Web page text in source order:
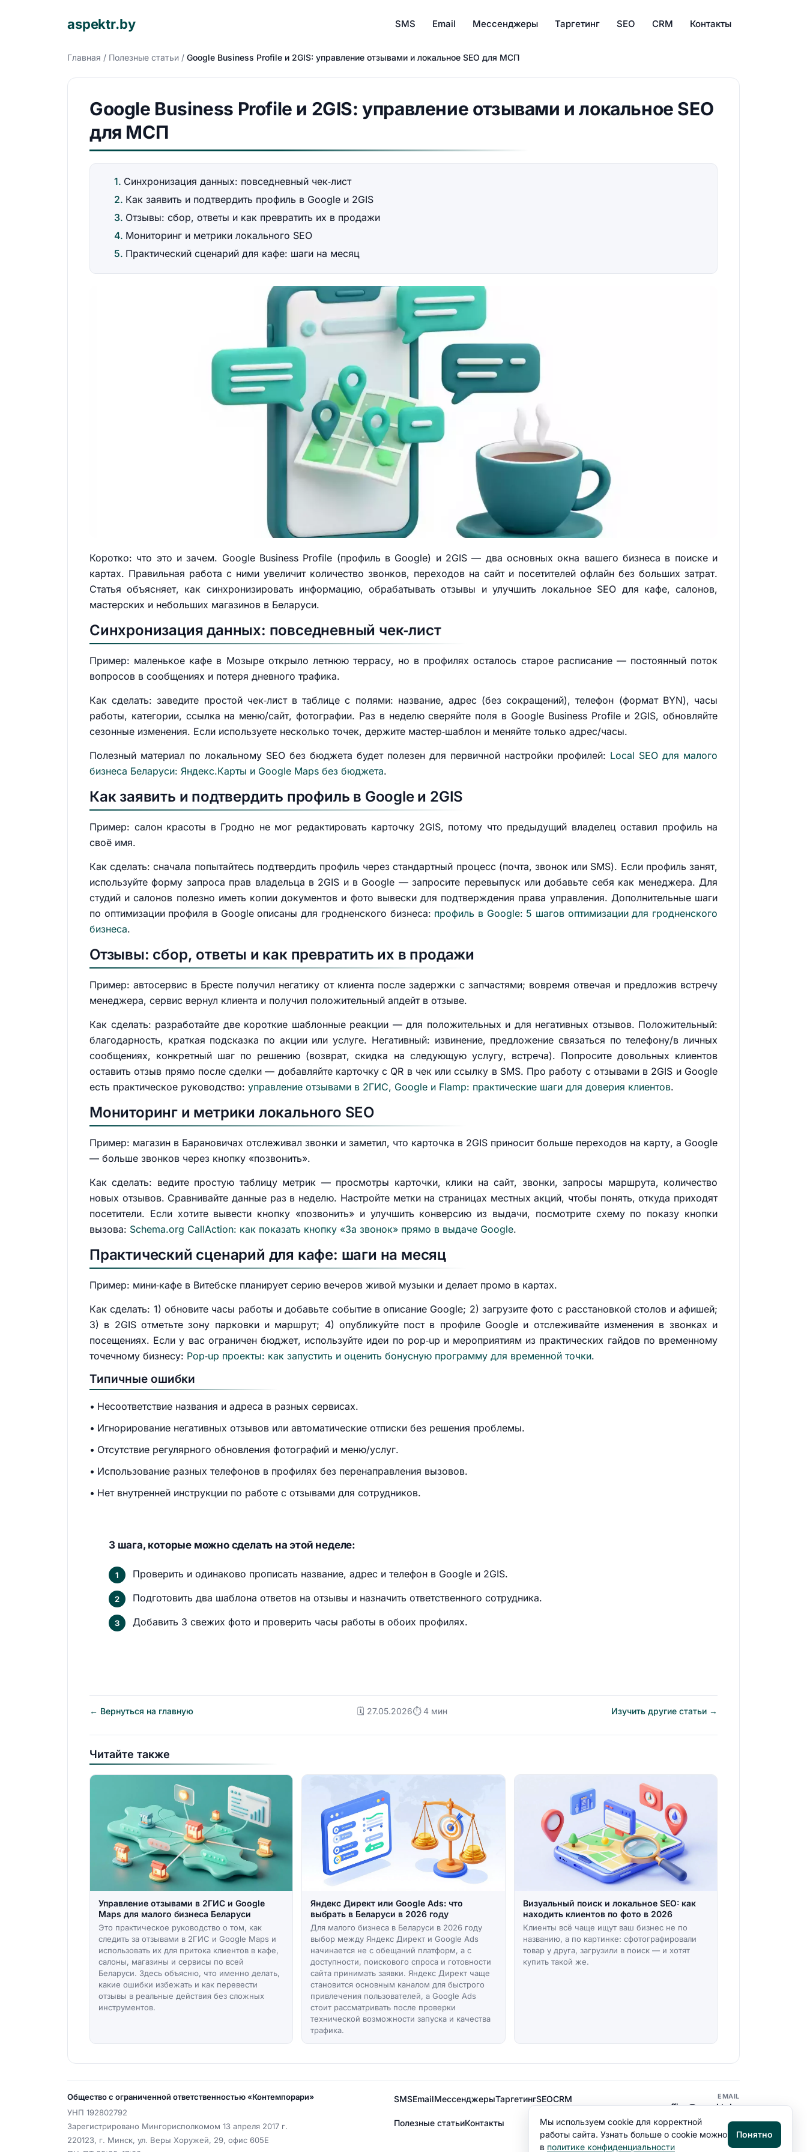
aspektr.by SMS Email Мессенджеры Таргетинг SEO CRM Контакты
Главная / Полезные статьи / Google Business Profile и 2GIS: управление отзывами и локальное SEO для МСП
Google Business Profile и 2GIS: управление отзывами и локальное SEO
для МСП
Синхронизация данных: повседневный чек‑лист
Как заявить и подтвердить профиль в Google и 2GIS
Отзывы: сбор, ответы и как превратить их в продажи
Мониторинг и метрики локального SEO
Практический сценарий для кафе: шаги на месяц
Коротко: что это и зачем. Google Business Profile (профиль в Google) и 2GIS — два основных окна вашего бизнеса в поиске и
картах. Правильная работа с ними увеличит количество звонков, переходов на сайт и посетителей офлайн без больших затрат.
Статья объясняет, как синхронизировать информацию, обрабатывать отзывы и улучшить локальное SEO для кафе, салонов,
мастерских и небольших магазинов в Беларуси.
Синхронизация данных: повседневный чек‑лист
Пример: маленькое кафе в Мозыре открыло летнюю террасу, но в профилях осталось старое расписание — постоянный поток
вопросов в сообщениях и потеря дневного трафика.
Как сделать: заведите простой чек‑лист в таблице с полями: название, адрес (без сокращений), телефон (формат BYN), часы
работы, категории, ссылка на меню/сайт, фотографии. Раз в неделю сверяйте поля в Google Business Profile и 2GIS, обновляйте
сезонные изменения. Если используете несколько точек, держите мастер‑шаблон и меняйте только адрес/часы.
Полезный материал по локальному SEO без бюджета будет полезен для первичной настройки профилей: Local SEO для малого
бизнеса Беларуси: Яндекс.Карты и Google Maps без бюджета.
Как заявить и подтвердить профиль в Google и 2GIS
Пример: салон красоты в Гродно не мог редактировать карточку 2GIS, потому что предыдущий владелец оставил профиль на
своё имя.
Как сделать: сначала попытайтесь подтвердить профиль через стандартный процесс (почта, звонок или SMS). Если профиль занят,
используйте форму запроса прав владельца в 2GIS и в Google — запросите перевыпуск или добавьте себя как менеджера. Для
студий и салонов полезно иметь копии документов и фото вывески для подтверждения права управления. Дополнительные шаги
по оптимизации профиля в Google описаны для гродненского бизнеса: профиль в Google: 5 шагов оптимизации для гродненского
бизнеса.
Отзывы: сбор, ответы и как превратить их в продажи
Пример: автосервис в Бресте получил негатику от клиента после задержки с запчастями; вовремя отвечая и предложив встречу
менеджера, сервис вернул клиента и получил положительный апдейт в отзыве.
Как сделать: разработайте две короткие шаблонные реакции — для положительных и для негативных отзывов. Положительный:
благодарность, краткая подсказка по акции или услуге. Негативный: извинение, предложение связаться по телефону/в личных
сообщениях, конкретный шаг по решению (возврат, скидка на следующую услугу, встреча). Попросите довольных клиентов
оставить отзыв прямо после сделки — добавляйте карточку с QR в чек или ссылку в SMS. Про работу с отзывами в 2GIS и Google
есть практическое руководство: управление отзывами в 2ГИС, Google и Flamp: практические шаги для доверия клиентов.
Мониторинг и метрики локального SEO
Пример: магазин в Барановичах отслеживал звонки и заметил, что карточка в 2GIS приносит больше переходов на карту, а Google
— больше звонков через кнопку «позвонить».
Как сделать: ведите простую таблицу метрик — просмотры карточки, клики на сайт, звонки, запросы маршрута, количество
новых отзывов. Сравнивайте данные раз в неделю. Настройте метки на страницах местных акций, чтобы понять, откуда приходят
посетители. Если хотите вывести кнопку «позвонить» и улучшить конверсию из выдачи, посмотрите схему по показу кнопки
вызова: Schema.org CallAction: как показать кнопку «За звонок» прямо в выдаче Google.
Практический сценарий для кафе: шаги на месяц
Пример: мини‑кафе в Витебске планирует серию вечеров живой музыки и делает промо в картах.
Как сделать: 1) обновите часы работы и добавьте событие в описание Google; 2) загрузите фото с расстановкой столов и афишей;
3) в 2GIS отметьте зону парковки и маршрут; 4) опубликуйте пост в профиле Google и отслеживайте изменения в звонках и
посещениях. Если у вас ограничен бюджет, используйте идеи по pop‑up и мероприятиям из практических гайдов по временному
точечному бизнесу: Pop‑up проекты: как запустить и оценить бонусную программу для временной точки.
Типичные ошибки
Несоответствие названия и адреса в разных сервисах.
Игнорирование негативных отзывов или автоматические отписки без решения проблемы.
Отсутствие регулярного обновления фотографий и меню/услуг.
Использование разных телефонов в профилях без перенаправления вызовов.
Нет внутренней инструкции по работе с отзывами для сотрудников.
3 шага, которые можно сделать на этой неделе:
Проверить и одинаково прописать название, адрес и телефон в Google и 2GIS.
Подготовить два шаблона ответов на отзывы и назначить ответственного сотрудника.
Добавить 3 свежих фото и проверить часы работы в обоих профилях.
← Вернуться на главную 🗓️ 27.05.2026⏱ 4 мин Изучить другие статьи →
Читайте также
Управление отзывами в 2ГИС и Google
Maps для малого бизнеса Беларуси
Это практическое руководство о том, как
следить за отзывами в 2ГИС и Google Maps и
использовать их для притока клиентов в кафе,
салоны, магазины и сервисы по всей
Беларуси. Здесь объясню, что именно делать,
какие ошибки избежать и как перевести
отзывы в реальные действия без сложных
инструментов.
Яндекс Директ или Google Ads: что
выбрать в Беларуси в 2026 году
Для малого бизнеса в Беларуси в 2026 году
выбор между Яндекс Директ и Google Ads
начинается не с обещаний платформ, а с
доступности, поискового спроса и готовности
сайта принимать заявки. Яндекс Директ чаще
становится основным каналом для быстрого
привлечения пользователей, а Google Ads
стоит рассматривать после проверки
технической возможности запуска и качества
трафика.
Визуальный поиск и локальное SEO: как
находить клиентов по фото в 2026
Клиенты всё чаще ищут ваш бизнес не по
названию, а по картинке: сфотографировали
товар у друга, загрузили в поиск — и хотят
купить такой же.
Общество с ограниченной ответственностью «Контемпорари»
УНП 192802792
Зарегистрировано Мингорисполкомом 13 апреля 2017 г.
220123, г. Минск, ул. Веры Хоружей, 29, офис 605Е
SMSEmailМессенджерыТаргетингSEOCRM
Полезные статьиКонтакты
EMAIL
office@aspektr.by
Политика конфиденциальности
Мы используем cookie для корректной
работы сайта. Узнать больше о cookie можно
в политике конфиденциальности
Понятно